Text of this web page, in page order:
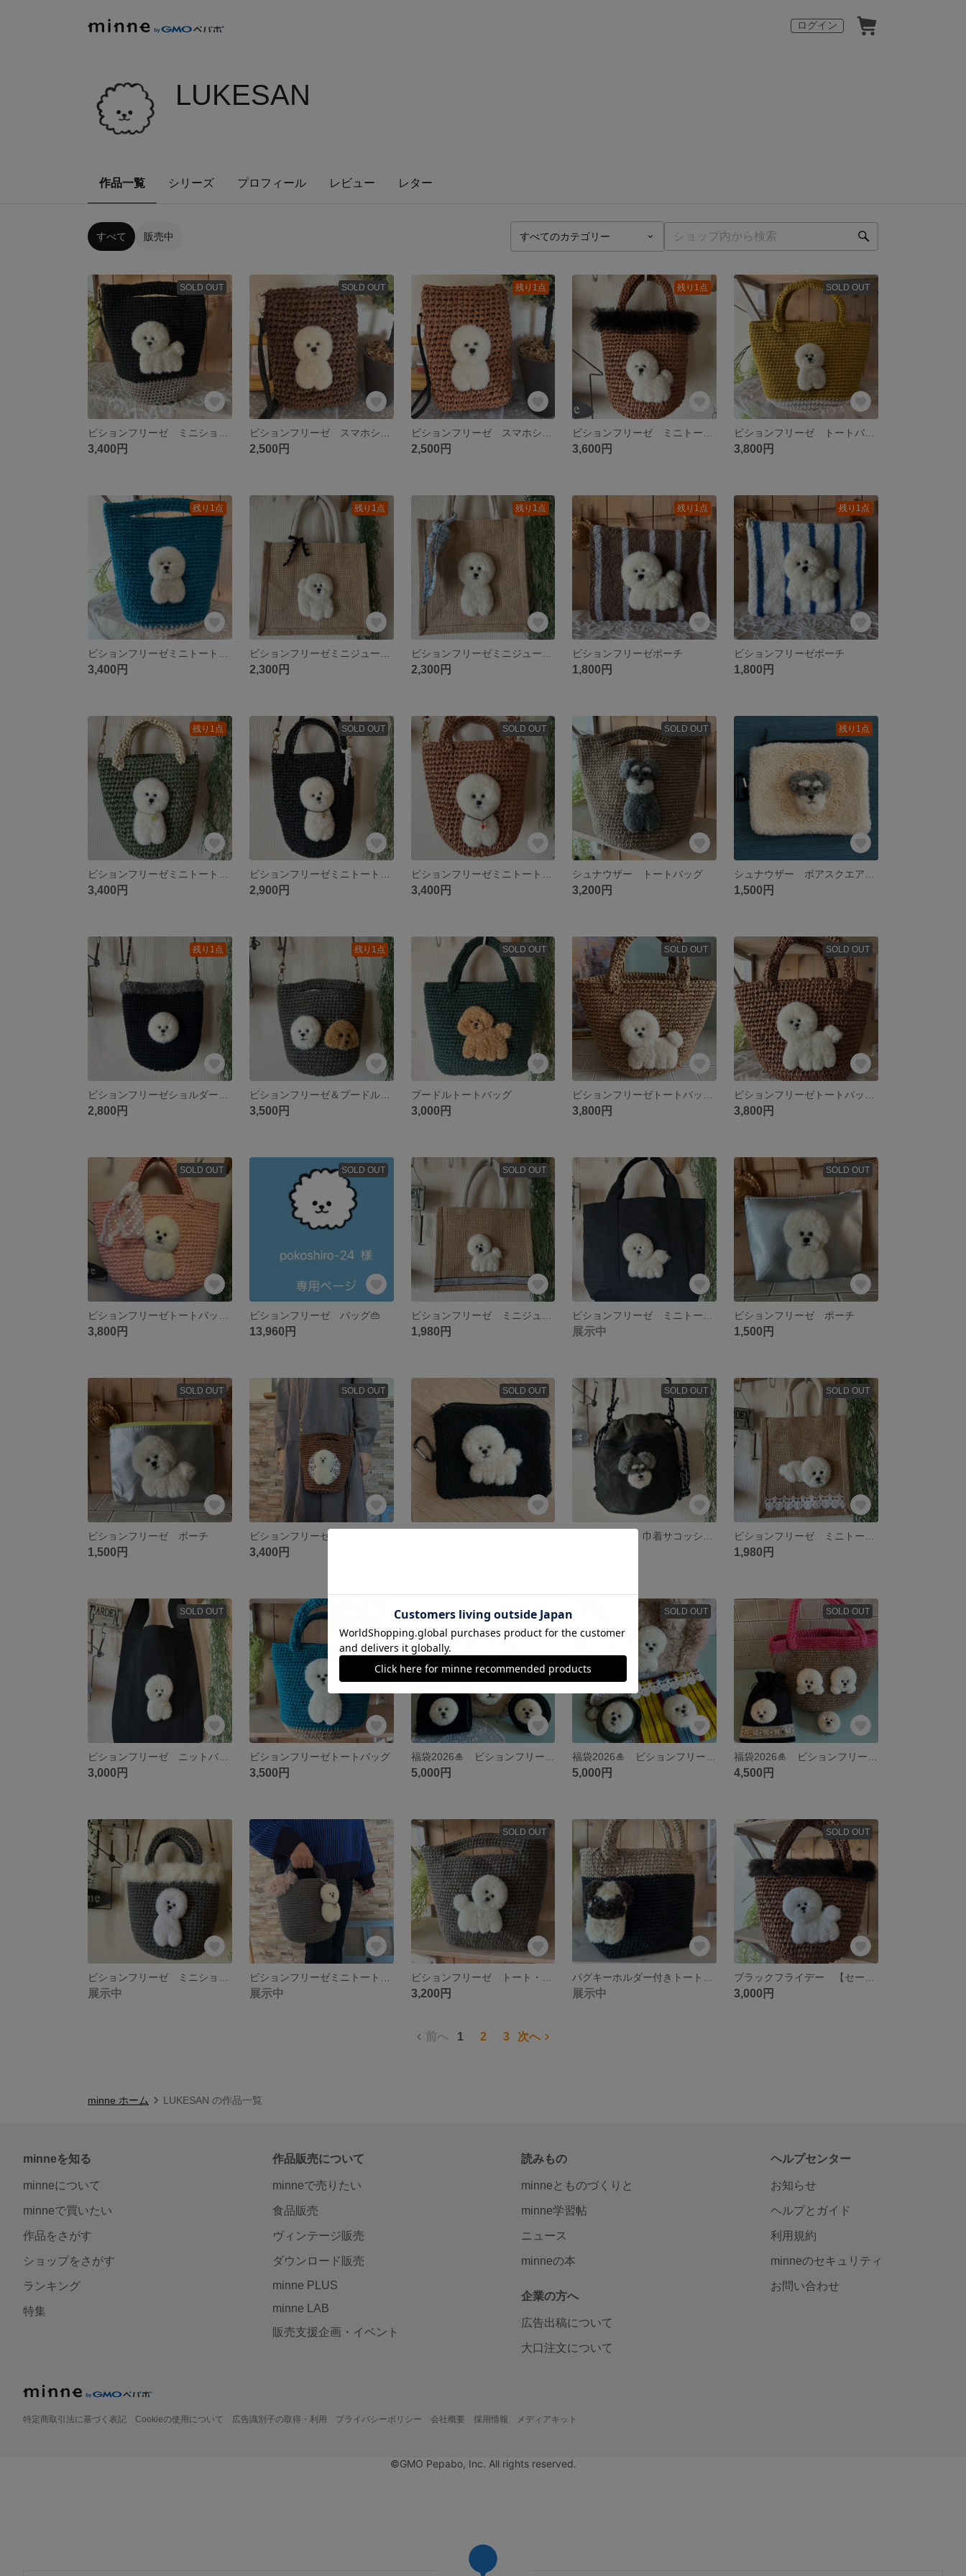
ログイン
LUKESAN
作品一覧 シリーズ プロフィール レビュー レター
すべて 販売中
SOLD OUT
3,400円
SOLD OUT
2,500円
残り1点
2,500円
残り1点
3,600円
SOLD OUT
3,800円
残り1点
3,400円
残り1点
2,300円
残り1点
2,300円
残り1点
ビションフリーゼポーチ
1,800円
残り1点
ビションフリーゼポーチ
1,800円
残り1点
3,400円
SOLD OUT
2,900円
SOLD OUT
3,400円
SOLD OUT
シュナウザー トートバッグ
3,200円
残り1点
1,500円
残り1点
2,800円
残り1点
ビションフリーゼ＆プードル トート•ショルダーバッグ
3,500円
SOLD OUT
プードルトートバッグ
3,000円
SOLD OUT
3,800円
SOLD OUT
3,800円
SOLD OUT
3,800円
SOLD OUT
ビションフリーゼ バッグ👜
13,960円
SOLD OUT
1,980円 展示中
SOLD OUT
ビションフリーゼ ポーチ
1,500円
SOLD OUT
ビションフリーゼ ポーチ
1,500円
SOLD OUT
3,400円
SOLD OUT SOLD OUT SOLD OUT
1,980円
SOLD OUT
3,000円
ビションフリーゼトートバッグ
3,500円
SOLD OUT
5,000円
SOLD OUT
5,000円
SOLD OUT
4,500円
展示中 展示中
SOLD OUT
3,200円 展示中
SOLD OUT
3,000円
前へ 1 2 3 次へ
minne ホーム LUKESAN の作品一覧
minneを知る
minneについて
minneで買いたい
作品をさがす
ショップをさがす
ランキング
特集
作品販売について
minneで売りたい
食品販売
ヴィンテージ販売
ダウンロード販売
minne PLUS
minne LAB
販売支援企画・イベント
読みもの
minneとものづくりと
minne学習帖
ニュース
minneの本
企業の方へ
広告出稿について
大口注文について
ヘルプセンター
お知らせ
ヘルプとガイド
利用規約
minneのセキュリティ
お問い合わせ
特定商取引法に基づく表記 Cookieの使用について 広告識別子の取得・利用 プライバシーポリシー 会社概要 採用情報 メディアキット
©GMO Pepabo, Inc. All rights reserved.